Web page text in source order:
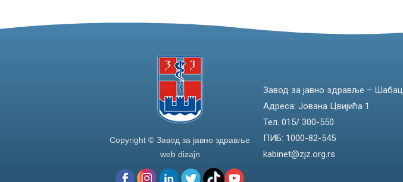
k
Copyright © Завод за јавно здравље
web dizajn
Завод за јавно здравље – Шабац
Адреса: Јована Цвијића 1
Тел. 015/ 300-550
ПИБ: 1000-82-545
kabinet@zjz.org.rs